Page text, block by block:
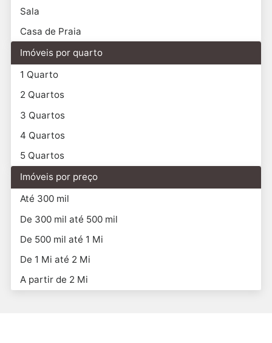
Sala
Casa de Praia
Imóveis por quarto
1 Quarto
2 Quartos
3 Quartos
4 Quartos
5 Quartos
Imóveis por preço
Até 300 mil
De 300 mil até 500 mil
De 500 mil até 1 Mi
De 1 Mi até 2 Mi
A partir de 2 Mi